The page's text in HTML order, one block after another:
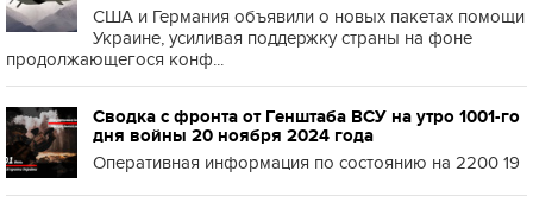
США и Германия объявили о новых пакетах помощи
Украине, усиливая поддержку страны на фоне
продолжающегося конф...
Сводка с фронта от Генштаба ВСУ на утро 1001-го
дня войны 20 ноября 2024 года
Оперативная информация по состоянию на 2200 19